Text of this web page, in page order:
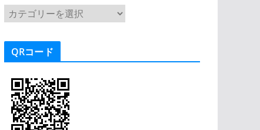
カ
ゴ
QRコード